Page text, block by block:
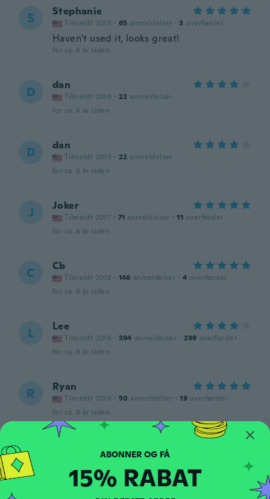
S Stephanie
Tilmeldt 2015 · 65 anmeldelser · 3 overførsler
Haven't used it, looks great!
for ca. 6 år siden
D dan
Tilmeldt 2019 · 22 anmeldelser
for ca. 6 år siden
D dan
Tilmeldt 2019 · 22 anmeldelser
for ca. 6 år siden
J Joker
Tilmeldt 2017 · 71 anmeldelser · 11 overførsler
for ca. 6 år siden
C Cb
Tilmeldt 2018 · 146 anmeldelser · 4 overførsler
for ca. 6 år siden
L Lee
Tilmeldt 2016 · 394 anmeldelser · 299 overførsler
for ca. 6 år siden
R Ryan
Tilmeldt 2018 · 50 anmeldelser · 19 overførsler
for ca. 6 år siden
C Tilmeldt 2019 · 33 anmeldelser
for ca. 6 år siden
15% RABAT